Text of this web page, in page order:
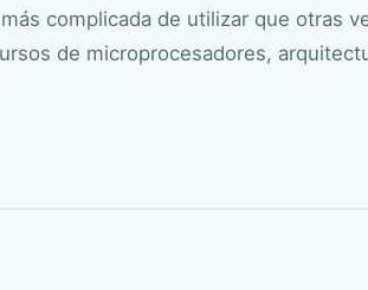
complicada de utilizar que otras
de microprocesadores,